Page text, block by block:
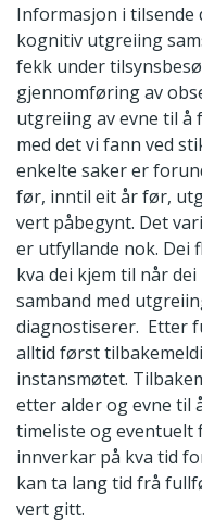
Informasjon i
kognitiv utgreiing
fekk under
gjennomføring av
utgreiing av evne til å
med det vi fann ved
enkelte saker er
før, inntil eit år før,
vert påbegynt. Det
er utfyllande nok. Dei
kva dei kjem til når
samband med
diagnostiserer. Etter
alltid først
instansmøtet.
etter alder og evne til
timeliste og
innverkar på kva tid
kan ta lang tid frå
vert gitt.